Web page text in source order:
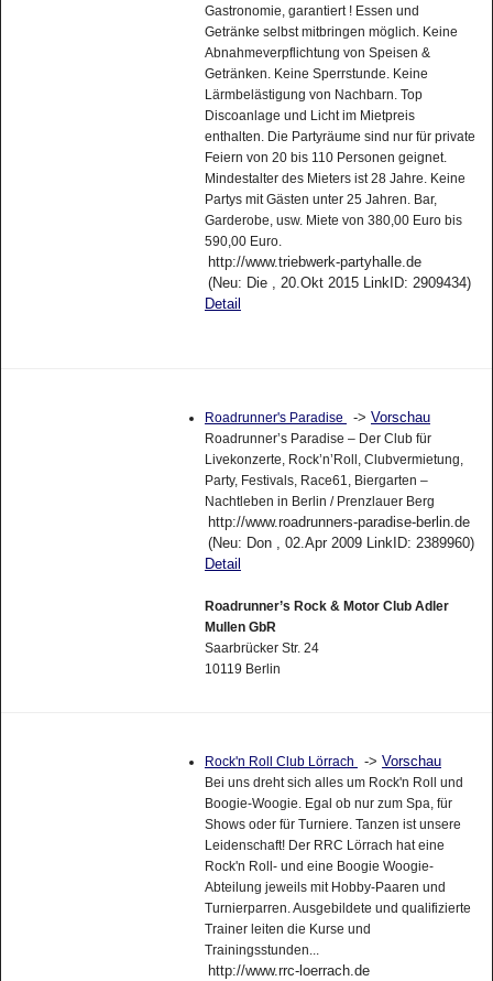
Gastronomie, garantiert ! Essen und
Getränke selbst mitbringen möglich. Keine
Abnahmeverpflichtung von Speisen &
Getränken. Keine Sperrstunde. Keine
Lärmbelästigung von Nachbarn. Top
Discoanlage und Licht im Mietpreis
enthalten. Die Partyräume sind nur für private
Feiern von 20 bis 110 Personen geignet.
Mindestalter des Mieters ist 28 Jahre. Keine
Partys mit Gästen unter 25 Jahren. Bar,
Garderobe, usw. Miete von 380,00 Euro bis
590,00 Euro.
http://www.triebwerk-partyhalle.de
(Neu: Die , 20.Okt 2015 LinkID: 2909434)
Detail
Roadrunner's Paradise -> Vorschau
Roadrunner’s Paradise – Der Club für
Livekonzerte, Rock’n’Roll, Clubvermietung,
Party, Festivals, Race61, Biergarten –
Nachtleben in Berlin / Prenzlauer Berg
http://www.roadrunners-paradise-berlin.de
(Neu: Don , 02.Apr 2009 LinkID: 2389960)
Detail
Roadrunner’s Rock & Motor Club Adler
Mullen GbR
Saarbrücker Str. 24
10119 Berlin
Rock'n Roll Club Lörrach -> Vorschau
Bei uns dreht sich alles um Rock'n Roll und
Boogie-Woogie. Egal ob nur zum Spa, für
Shows oder für Turniere. Tanzen ist unsere
Leidenschaft! Der RRC Lörrach hat eine
Rock'n Roll- und eine Boogie Woogie-
Abteilung jeweils mit Hobby-Paaren und
Turnierparren. Ausgebildete und qualifizierte
Trainer leiten die Kurse und
Trainingsstunden...
http://www.rrc-loerrach.de